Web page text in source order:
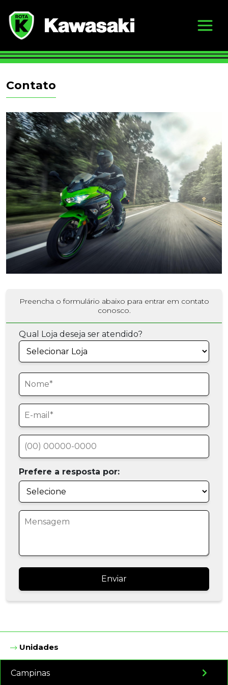
Contato
Preencha o formulário abaixo para entrar em contato
conosco.
Qual Loja deseja ser atendido?
Prefere a resposta por:
Enviar
Unidades
Campinas